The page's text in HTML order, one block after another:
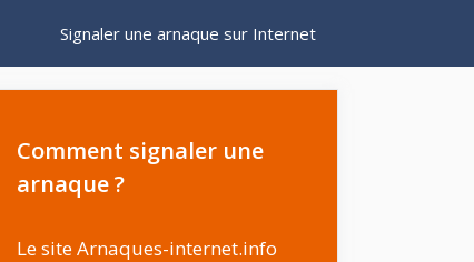
Signaler une arnaque sur Internet
Comment signaler une
arnaque ?
Le site Arnaques-internet.info